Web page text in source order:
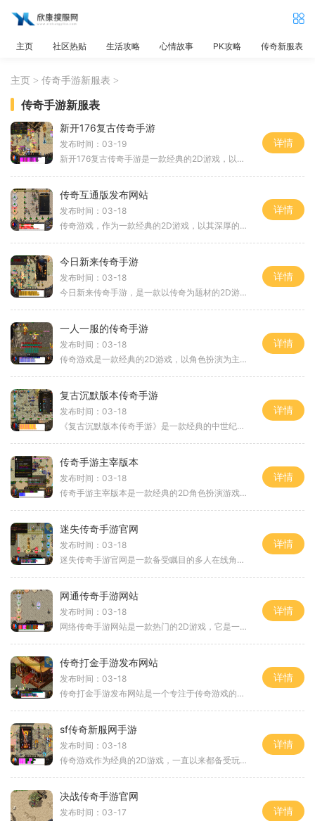
主页 社区热贴 生活攻略 心情故事 PK攻略 传奇新服表
主页 > 传奇手游新服表 >
传奇手游新服表
新开176复古传奇手游
发布时间：03-19
新开176复古传奇手游是一款经典的2D游戏，以传奇题材为背景，为玩家们提供了一个真实且充满乐趣的角色扮演体验。游戏中有着令人兴奋的万人在线功能，玩家们可以与其他玩家互动，
详情
传奇互通版发布网站
发布时间：03-18
传奇游戏，作为一款经典的2D游戏，以其深厚的玩法和丰富的角色扮演元素，吸引了众多玩家的关注和喜爱。一款名为“传奇互通版发布网站”的游戏平台正式上线，为广大玩家带来全新
详情
今日新来传奇手游
发布时间：03-18
今日新来传奇手游，是一款以传奇为题材的2D游戏。作为一款经典的角色扮演游戏，该游戏采用了万人在线的模式，为玩家提供了极其丰富的玩家互动内容。传奇手游拥有一个完善的练级
详情
一人一服的传奇手游
发布时间：03-18
传奇游戏是一款经典的2D游戏，以角色扮演为主题，受到了广大玩家的喜爱。这款游戏拥有万人在线的特点，玩家之间可以进行互动，让人沉浸在游戏的世界中。在传奇游戏中，玩家可以
详情
复古沉默版本传奇手游
发布时间：03-18
《复古沉默版本传奇手游》是一款经典的中世纪题材传奇手游。游戏以沉浸式的场景和丰富的玩法为特色，让玩家体验到传奇世界的魅力。本文将为大家具体介绍《复古沉默版本传奇手
详情
传奇手游主宰版本
发布时间：03-18
传奇手游主宰版本是一款经典的2D角色扮演游戏，采用万人在线的玩法，玩家可以与其他玩家进行互动，并组队进行刺激的战斗。游戏中还加入了挖矿、好友聊天等功能，为玩家提供了更
详情
迷失传奇手游官网
发布时间：03-18
迷失传奇手游官网是一款备受瞩目的多人在线角色扮演游戏。该游戏采用了引人入胜的剧情设定和精美细腻的游戏画面，带给玩家一个极其真实而广阔的游戏世界。在这个世界中，玩家
详情
网通传奇手游网站
发布时间：03-18
网络传奇手游网站是一款热门的2D游戏，它是一种以角色扮演为主题的游戏，玩家可以体验到丰富多彩的游戏内容和万人在线的玩家互动。这款手游以其经典的画面和刺激的玩法深受广大
详情
传奇打金手游发布网站
发布时间：03-18
传奇打金手游发布网站是一个专注于传奇游戏的在线平台，为广大的游戏玩家提供了一个便捷的方式来体验传奇游戏的乐趣。无论是新手玩家还是老玩家，都可以在这个网站上找到适合
详情
sf传奇新服网手游
发布时间：03-18
传奇游戏作为经典的2D游戏，一直以来都备受玩家们的喜爱。而现随着科技的不断进步，传奇游戏也通过网络带给了玩家们更加丰富、刺激的游戏体验。名为“sf传奇新服网手游”的游戏
详情
决战传奇手游官网
发布时间：03-17
详情